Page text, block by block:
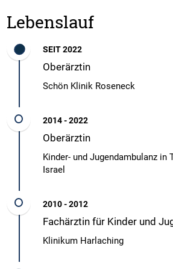
Lebenslauf
SEIT 2022
Oberärztin
Schön Klinik Roseneck
2014 - 2022
Oberärztin
Kinder- und Jugendambulanz in
Israel
2010 - 2012
Fachärztin für Kinder und
Klinikum Harlaching